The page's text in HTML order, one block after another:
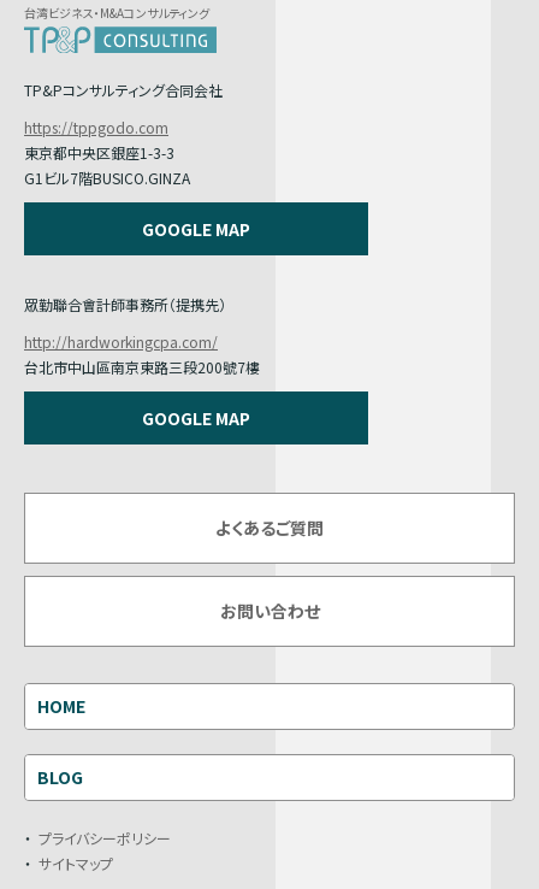
台湾ビジネス・M&Aコンサルティング
TP&Pコンサルティング合同会社
https://tppgodo.com
東京都中央区銀座1-3-3
G1ビル7階BUSICO.GINZA
GOOGLE MAP
眾勤聯合會計師事務所（提携先）
http://hardworkingcpa.com/
台北市中山區南京東路三段200號7樓
GOOGLE MAP
よくあるご質問
お問い合わせ
HOME
BLOG
プライバシーポリシー
サイトマップ